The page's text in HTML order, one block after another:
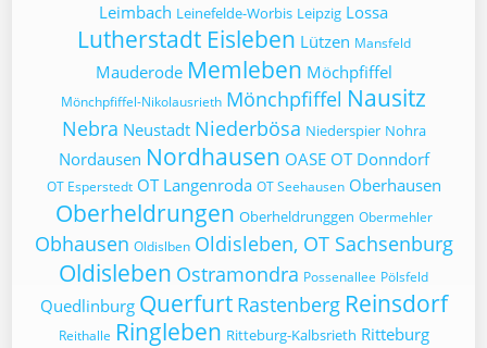
Leimbach Leinefelde-Worbis Leipzig Lossa
Lutherstadt Eisleben Lützen Mansfeld
Mauderode Memleben Möchpfiffel
Mönchpfiffel-Nikolausrieth Mönchpfiffel Nausitz
Nebra Neustadt Niederbösa Niederspier Nohra
Nordausen Nordhausen OASE OT Donndorf
OT Esperstedt OT Langenroda OT Seehausen Oberhausen
Oberheldrungen Oberheldrunggen Obermehler
Obhausen Oldislben Oldisleben, OT Sachsenburg
Oldisleben Ostramondra Possenallee Pölsfeld
Quedlinburg Querfurt Rastenberg Reinsdorf
Reithalle Ringleben Ritteburg-Kalbsrieth Ritteburg